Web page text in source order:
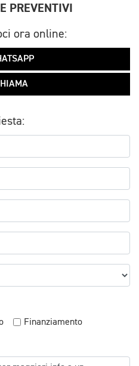
PREVENTIVI
ora online:
Finanziamento